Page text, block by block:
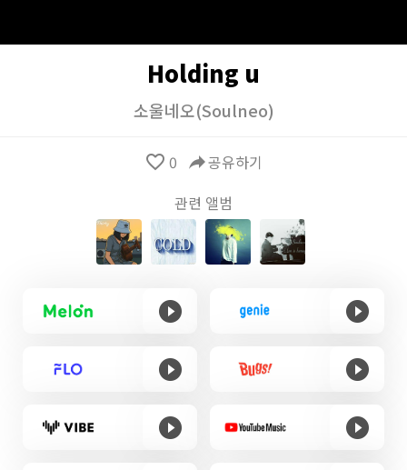
Holding u
소울네오(Soulneo)
favorite_border 0 reply공유하기
관련 앨범